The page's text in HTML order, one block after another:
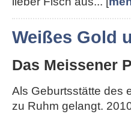
Weißes Gold
Das Meissener
Als Geburtsstätte des
zu Ruhm gelangt.